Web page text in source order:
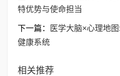
特优势与使命担当
下一篇：
医学大脑×心理地
健康系统
相关推荐